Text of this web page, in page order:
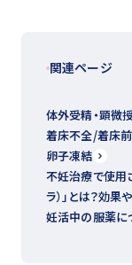
関連ページ
体外受精・顕微
着床不全/着床
卵子凍結
不妊治療で使用
ラ）」とは？効
妊活中の服薬に